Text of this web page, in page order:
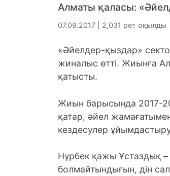
Алматы қаласы:
07.09.2017 | 2,031 рет оқылды
«Әйелдер-қыздар»
жиналыс өтті. Жиынға
қатысты.
Жиын барысында 2017-
қатар, әйел
кездесулер
Нұрбек қажы Ұстаздық –
болмайтындығын, дін